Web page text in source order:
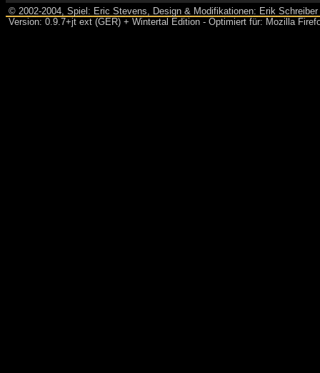
© 2002-2004, Spiel: Eric Stevens, Design & Modifikationen: Erik
Version: 0.9.7+jt ext (GER) + Wintertal Edition - Optimiert für: Mozilla